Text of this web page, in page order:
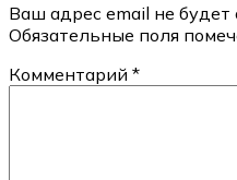
Ваш адрес email не будет
Обязательные поля
Комментарий *